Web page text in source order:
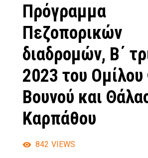
Πρόγραμμα
Πεζοπορικών
διαδρομών, Β΄
2023 του
Βουνού και
Καρπάθου
842 VIEWS